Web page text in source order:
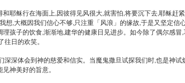
耶稣行在海面上,因彼得见风很大,就害怕,将要沉下去,耶稣赶
想,大概因我们信心不够,只注重「风浪」的缘故,于是又坚定信
孩子的饮食,渐渐地,建华的健康日见进步。如今除了偶尔感冒
日的欢笑。
深深体会到神的慈爱和信实。当魔鬼撒旦试探我们时,也是神试
神美好的旨意。